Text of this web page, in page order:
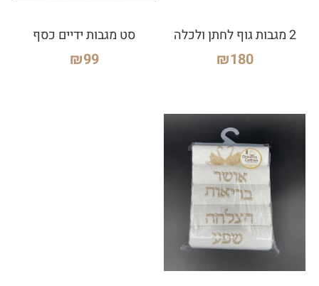
2 מגבות גוף לחתן ולכלה
₪180
סט מגבות ידיים כסף
₪99